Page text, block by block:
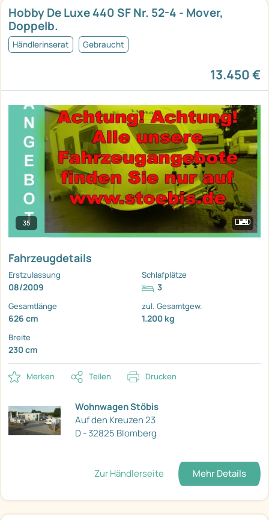
Hobby De Luxe 440 SF Nr. 52-4 - Mover,
Doppelb.
Händlerinserat Gebraucht
13.450 €
35
Fahrzeugdetails
Erstzulassung
08/2009
Schlafplätze
3
Gesamtlänge
626 cm
zul. Gesamtgew.
1.200 kg
Breite
230 cm
Merken Teilen Drucken
Wohnwagen Stöbis
Auf den Kreuzen 23
D - 32825 Blomberg
Zur Händlerseite Mehr Details